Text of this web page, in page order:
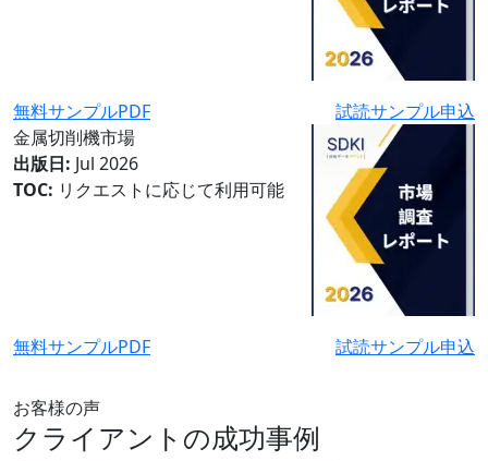
無料サンプルPDF
試読サンプル申込
金属切削機市場
出版日: Jul 2026
TOC: リクエストに応じて利用可能
無料サンプルPDF 試読サンプル申込
お客様の声
クライアントの成功事例